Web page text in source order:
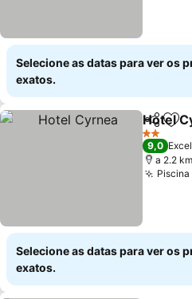
Selecione as datas para ver os
exatos.
Partilhar
Hotel
2 Estrelas
9,0
a 2.2
Selecione as datas para ver os
exatos.